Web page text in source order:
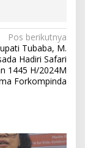
Pos berikutnya
Tubaba, M.
Hadiri Safari
1445 H/2024M
Forkompinda